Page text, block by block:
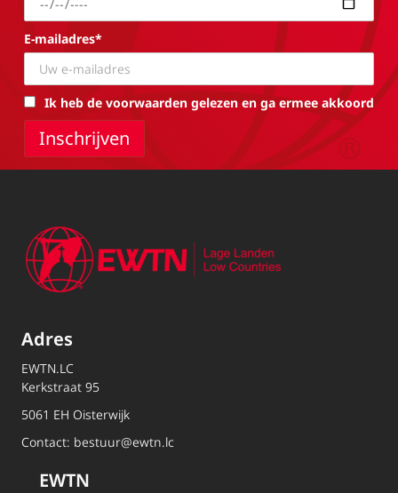
E-mailadres*
Ik heb de voorwaarden gelezen en ga ermee akkoord
Adres
EWTN.LC
Kerkstraat 95
5061 EH Oisterwijk
Contact: bestuur@ewtn.lc
EWTN